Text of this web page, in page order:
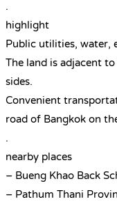
.
highlight
Public utilities, water,
The land is adjacent
sides.
Convenient
road of Bangkok on
.
nearby places
– Bueng Khao Back
– Pathum Thani